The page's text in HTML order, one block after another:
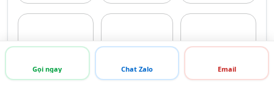
Gọi ngay Chat Zalo Email